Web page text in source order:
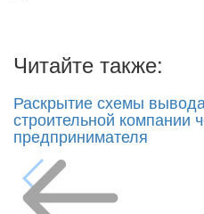
Читайте также:
Раскрытие схемы
строительной компании
предпринимателя